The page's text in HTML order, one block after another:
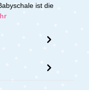
ist die